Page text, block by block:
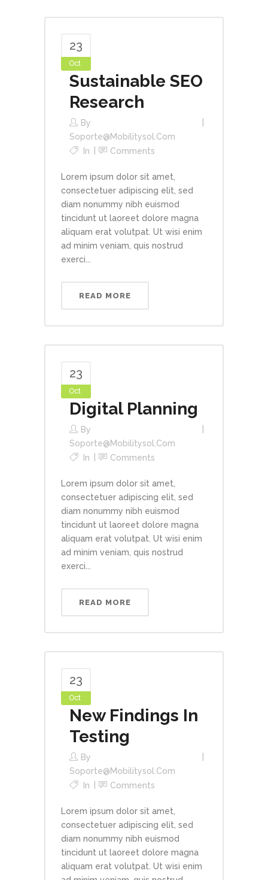
23
Oct
Sustainable SEO
Research
By
Soporte@mobilitysol.com
In
Comments
Lorem ipsum dolor sit amet,
consectetuer adipiscing elit, sed
diam nonummy nibh euismod
tincidunt ut laoreet dolore magna
aliquam erat volutpat. Ut wisi enim
ad minim veniam, quis nostrud
exerci...
READ MORE
23
Oct
Digital Planning
By
Soporte@mobilitysol.com
In
Comments
Lorem ipsum dolor sit amet,
consectetuer adipiscing elit, sed
diam nonummy nibh euismod
tincidunt ut laoreet dolore magna
aliquam erat volutpat. Ut wisi enim
ad minim veniam, quis nostrud
exerci...
READ MORE
23
Oct
New Findings In
Testing
By
Soporte@mobilitysol.com
In
Comments
Lorem ipsum dolor sit amet,
consectetuer adipiscing elit, sed
diam nonummy nibh euismod
tincidunt ut laoreet dolore magna
aliquam erat volutpat. Ut wisi enim